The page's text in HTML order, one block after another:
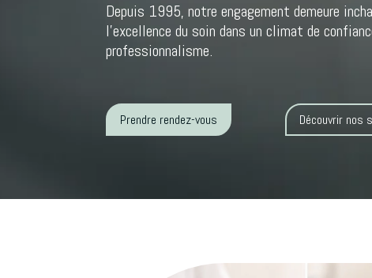
Depuis 1995, notre engagement demeure
l’excellence du soin dans un climat de
professionnalisme.
Prendre rendez-vous Découvrir nos